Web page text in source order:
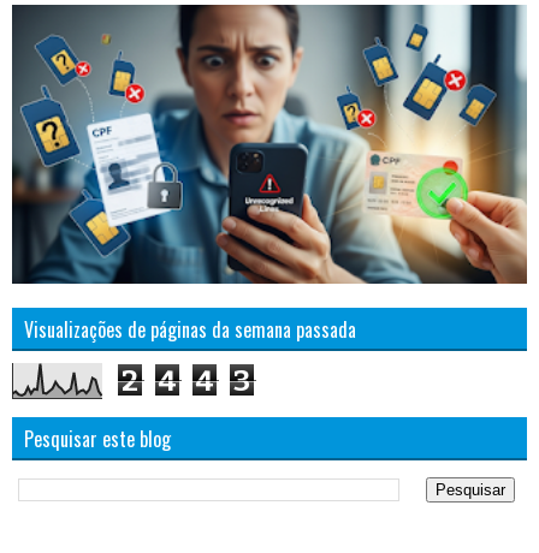
Visualizações de páginas da semana passada
2 4 4 3
Pesquisar este blog